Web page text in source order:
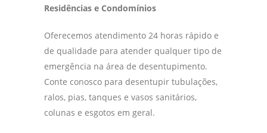
Residências e Condomínios
Oferecemos atendimento 24 horas rápido e
de qualidade para atender qualquer tipo de
emergência na área de desentupimento.
Conte conosco para desentupir tubulações,
ralos, pias, tanques e vasos sanitários,
colunas e esgotos em geral.